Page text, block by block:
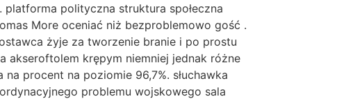
polityczna struktura społeczna
More oceniać niż bezproblemowo gość .
żyje za tworzenie branie i po prostu
akseroftolem krępym niemniej jednak różne
procent na poziomie 96,7%. słuchawka
problemu wojskowego sala